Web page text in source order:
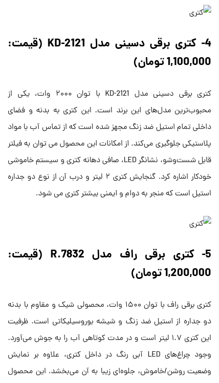
4- کتری برقی دسینی مدل KD-2121 (قیمت:
1,100,000 تومان)
کتری برقی دسینی مدل KD-2121 با توان ۲۰۰۰ وات، یکی از
محبوب‌ترین مدل‌های این برند است. این کتری به بدنه و فضای
داخلی تمام استیل ضد زنگ مجهز شده است که از تماس آب با مواد
پلاستیکی جلوگیری می‌کند. از امکانات این محصول می توان به فیلتر
قابل شست‌وشو، نشانگر LED، صافی دهانه کتری و سیستم خاموشی
خودکار اشاره کرد. گنجایش کتری ۲ لیتر و درب آن از نوع دو جداره
استیل است که منجر به دوام و ایمنی بیشتر کتری می شود.
5- کتری برقی راف مدل R.7832 (قیمت:
1,200,000 تومان)
کتری برقی راف با توان ۱۵۰۰ وات، محصولی شیک و مقاوم با بدنه‌
دو جداره از استیل ضد زنگ و شیشه بوروسیلیکاتی است. ظرفیت
این کتری ۱.۷ لیتر است و در مدت کوتاهی آب را به جوش می‌آورد.
وجود چراغ‌های LED آبی رنگ در داخل کتری، علاوه بر نمایش
وضعیت روشن/خاموش، جلوه‌ای زیبا به آن می‌بخشد. این محصول